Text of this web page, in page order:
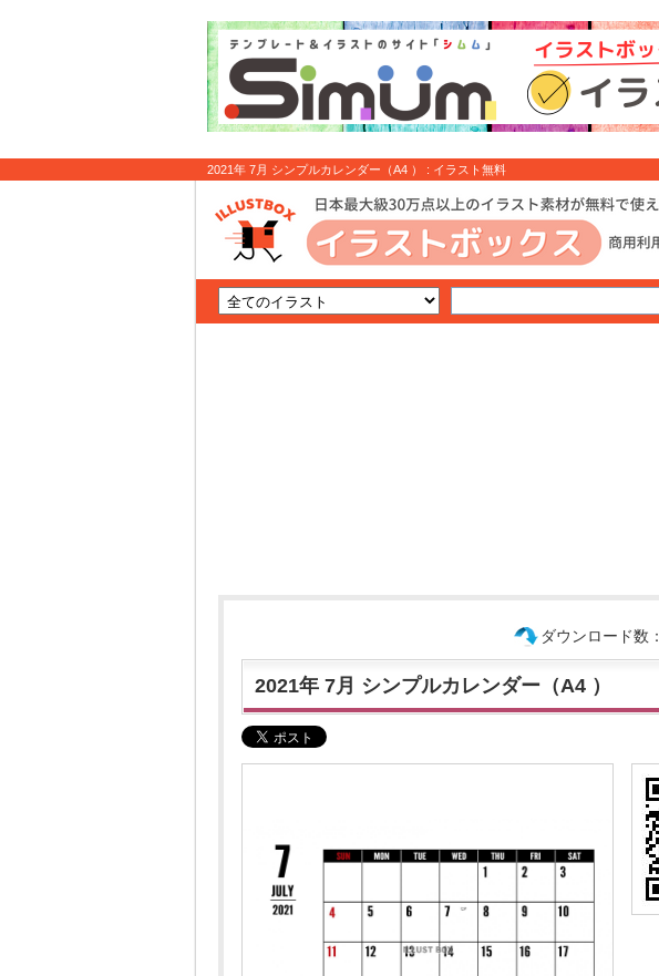
2021年 7月 シンプルカレンダー（A4 ） : イラスト無料
ダウンロード数：
2021年 7月 シンプルカレンダー（A4 ）